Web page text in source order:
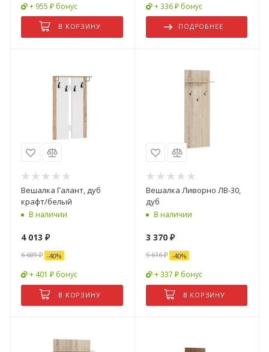
+ 955 ₽ бонус
В КОРЗИНУ
+ 336 ₽ бонус
ПОДРОБНЕЕ
Вешалка Галант, дуб
крафт/белый
В наличии
4 013 ₽
6 689₽ -40%
+ 401 ₽ бонус
В КОРЗИНУ
Вешалка Ливорно ЛВ-30,
дуб
В наличии
3 370₽
5 616₽ -40%
+ 337 ₽ бонус
В КОРЗИНУ